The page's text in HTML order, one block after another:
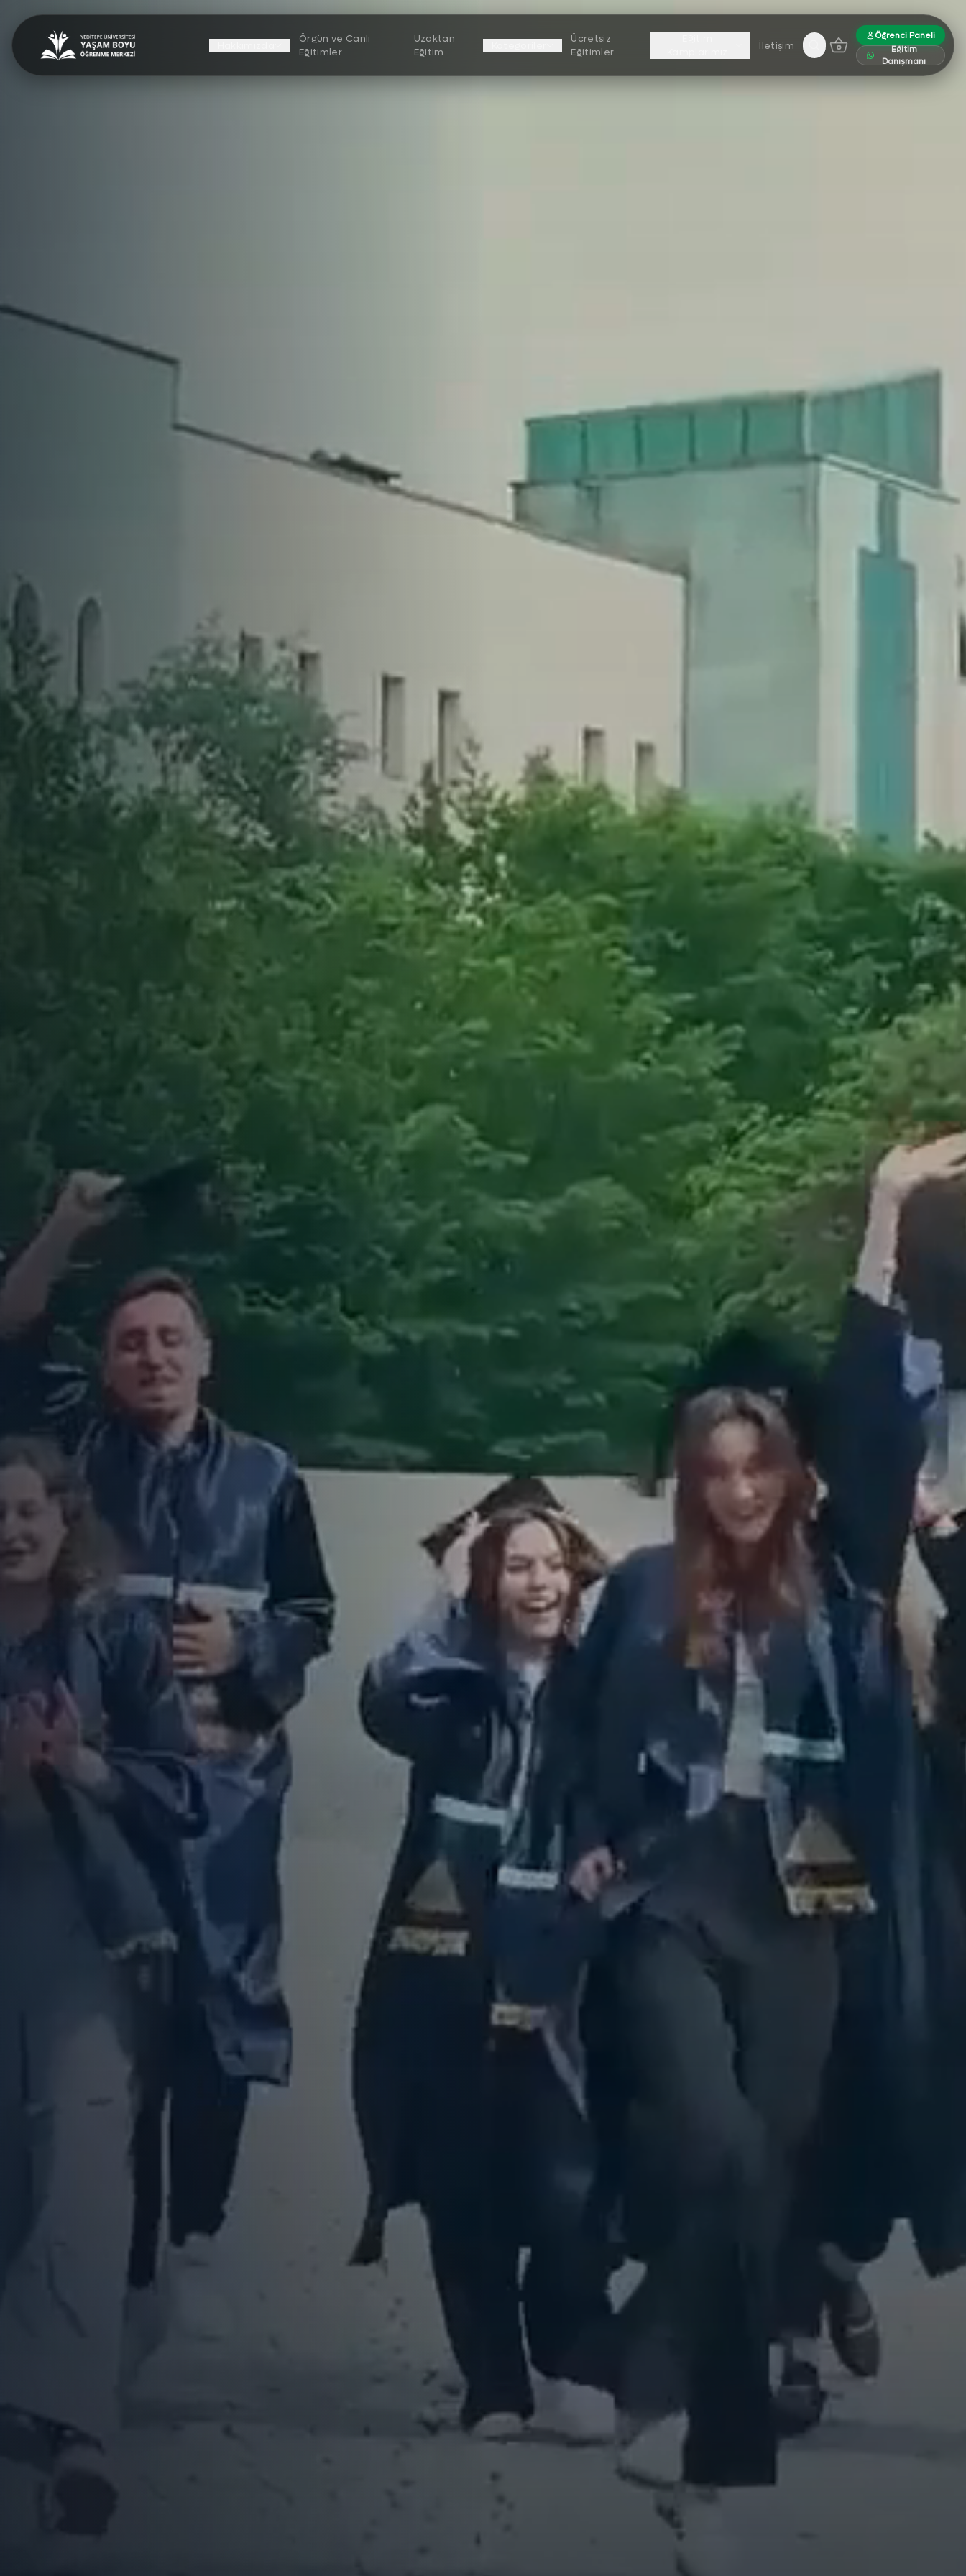
Örgün ve Canlı
Eğitimler
Uzaktan
Eğitim
Ücretsiz
Eğitimler
İletişim Sepet (0 ürün)
Öğrenci Paneli
Eğitim
Danışmanı